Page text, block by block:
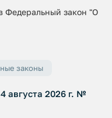
Федеральный закон "О
законы
августа 2026 г. №